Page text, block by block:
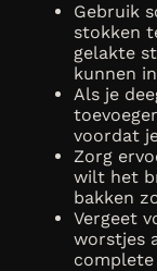
Gebruik
stokken
gelakte
kunnen
Als je
voordat
Zorg
wilt het
bakken
Vergeet
worstjes
complete